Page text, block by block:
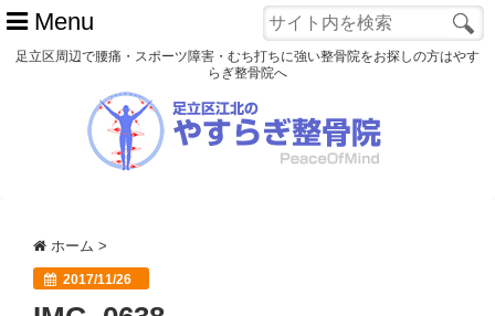
Menu
スポーツ障害
足立区周辺で腰痛・スポーツ障害・むち打ちに強い整骨院をお探しの方はやす
らぎ整骨院へ
ホーム >
2017/11/26